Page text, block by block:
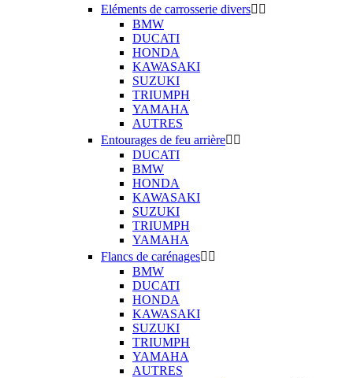
Eléments de carrosserie divers 
BMW
DUCATI
HONDA
KAWASAKI
SUZUKI
TRIUMPH
YAMAHA
AUTRES
Entourages de feu arrière 
DUCATI
BMW
HONDA
KAWASAKI
SUZUKI
TRIUMPH
YAMAHA
Flancs de carénages 
BMW
DUCATI
HONDA
KAWASAKI
SUZUKI
TRIUMPH
YAMAHA
AUTRES